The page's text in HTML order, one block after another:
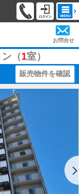
お問合せ
（1室）
販売物件を確認